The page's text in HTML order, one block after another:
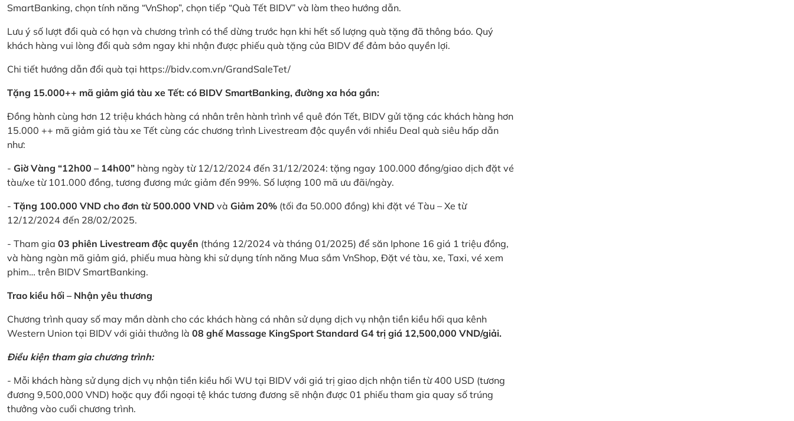
SmartBanking, chọn tính năng “VnShop”, chọn tiếp “Quà Tết BIDV” và làm theo hướng dẫn.
Lưu ý số lượt đổi quà có hạn và chương trình có thể dừng trước hạn khi hết số lượng quà tặng đã thông báo. Quý
khách hàng vui lòng đổi quà sớm ngay khi nhận được phiếu quà tặng của BIDV để đảm bảo quyền lợi.
Chi tiết hướng dẫn đổi quà tại https://bidv.com.vn/GrandSaleTet/
Tặng 15.000++ mã giảm giá tàu xe Tết: có BIDV SmartBanking, đường xa hóa gần:
Đồng hành cùng hơn 12 triệu khách hàng cá nhân trên hành trình về quê đón Tết, BIDV gửi tặng các khách hàng hơn
15.000 ++ mã giảm giá tàu xe Tết cùng các chương trình Livestream độc quyền với nhiều Deal quà siêu hấp dẫn
như:
- Giờ Vàng “12h00 – 14h00” hàng ngày từ 12/12/2024 đến 31/12/2024: tặng ngay 100.000 đồng/giao dịch đặt vé
tàu/xe từ 101.000 đồng, tương đương mức giảm đến 99%. Số lượng 100 mã ưu đãi/ngày.
- Tặng 100.000 VND cho đơn từ 500.000 VND và Giảm 20% (tối đa 50.000 đồng) khi đặt vé Tàu – Xe từ
12/12/2024 đến 28/02/2025.
- Tham gia 03 phiên Livestream độc quyền (tháng 12/2024 và tháng 01/2025) để săn Iphone 16 giá 1 triệu đồng,
và hàng ngàn mã giảm giá, phiếu mua hàng khi sử dụng tính năng Mua sắm VnShop, Đặt vé tàu, xe, Taxi, vé xem
phim… trên BIDV SmartBanking.
Trao kiều hối – Nhận yêu thương
Chương trình quay số may mắn dành cho các khách hàng cá nhân sử dụng dịch vụ nhận tiền kiều hối qua kênh
Western Union tại BIDV với giải thưởng là 08 ghế Massage KingSport Standard G4 trị giá 12,500,000 VND/giải.
Điều kiện tham gia chương trình:
- Mỗi khách hàng sử dụng dịch vụ nhận tiền kiều hối WU tại BIDV với giá trị giao dịch nhận tiền từ 400 USD (tương
đương 9,500,000 VND) hoặc quy đổi ngoại tệ khác tương đương sẽ nhận được 01 phiếu tham gia quay số trúng
thưởng vào cuối chương trình.